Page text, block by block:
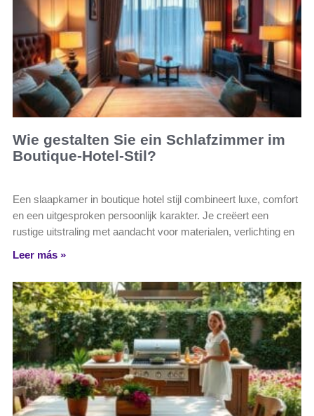
Wie gestalten Sie ein Schlafzimmer im
Boutique-Hotel-Stil?
Een slaapkamer in boutique hotel stijl combineert luxe, comfort
en een uitgesproken persoonlijk karakter. Je creëert een
rustige uitstraling met aandacht voor materialen, verlichting en
Leer más »